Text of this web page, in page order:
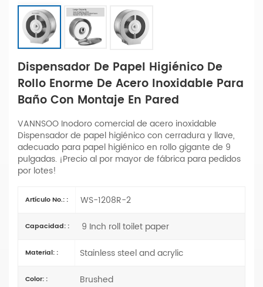
Dispensador De Papel Higiénico De
Rollo Enorme De Acero Inoxidable Para
Baño Con Montaje En Pared
VANNSOO Inodoro comercial de acero inoxidable
Dispensador de papel higiénico con cerradura y llave,
adecuado para papel higiénico en rollo gigante de 9
pulgadas. ¡Precio al por mayor de fábrica para pedidos
por lotes!
Artículo No.: : WS-1208R-2
Capacidad: : 9 Inch roll toilet paper
Material: : Stainless steel and acrylic
Color: : Brushed